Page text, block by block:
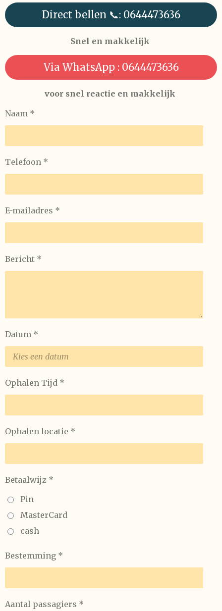
Direct bellen 📞: 0644473636
Snel en makkelijk
Via WhatsApp : 0644473636
voor snel reactie en makkelijk
Naam *
Telefoon *
E-mailadres *
Bericht *
Datum *
Ophalen Tijd *
Ophalen locatie *
Betaalwijz *
Pin
MasterCard
cash
Bestemming *
Aantal passagiers *